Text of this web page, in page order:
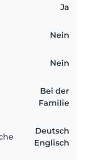
Ja
Nein
Nein
Bei der
Familie
Deutsch
Englisch